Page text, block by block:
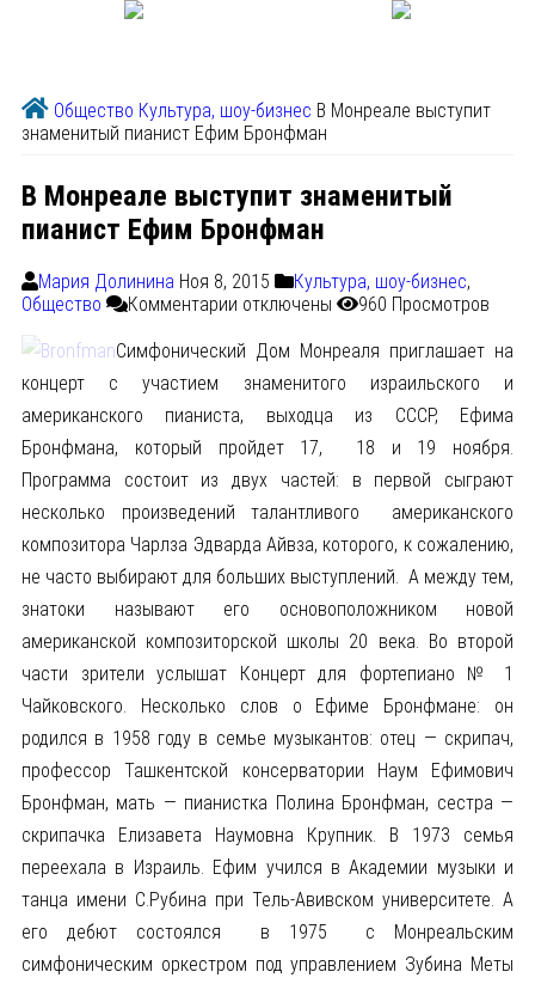
Общество Культура, шоу-бизнес В Монреале выступит
знаменитый пианист Ефим Бронфман
В Монреале выступит знаменитый
пианист Ефим Бронфман
Мария Долинина Ноя 8, 2015 Культура, шоу-бизнес,
Общество
Комментарии отключены 960 Просмотров
Симфонический Дом Монреаля приглашает на
концерт с участием знаменитого израильского и
американского пианиста, выходца из СССР, Ефима
Бронфмана, который пройдет 17, 18 и 19 ноября.
Программа состоит из двух частей: в первой сыграют
несколько произведений талантливого американского
композитора Чарлза Эдварда Айвза, которого, к сожалению,
не часто выбирают для больших выступлений. А между тем,
знатоки называют его основоположником новой
американской композиторской школы 20 века. Во второй
части зрители услышат Концерт для фортепиано № 1
Чайковского. Несколько слов о Ефиме Бронфмане: он
родился в 1958 году в семье музыкантов: отец — скрипач,
профессор Ташкентской консерватории Наум Ефимович
Бронфман, мать — пианистка Полина Бронфман, сестра —
скрипачка Елизавета Наумовна Крупник. В 1973 семья
переехала в Израиль. Ефим учился в Академии музыки и
танца имени С.Рубина при Тель-Авивском университете. А
его дебют состоялся в 1975 с Монреальским
симфоническим оркестром под управлением Зубина Меты